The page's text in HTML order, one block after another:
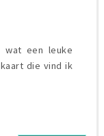
een leuke
die vind ik